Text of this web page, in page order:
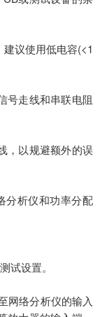
议使用低电容(<1
号走线和串联电阻
，以规避额外的误
分析仪和功率分配
试设置。
网络分析仪的输入